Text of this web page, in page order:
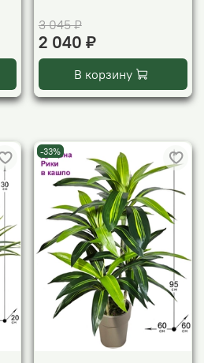
3 045 ₽
2 040 ₽
В корзину
-33%